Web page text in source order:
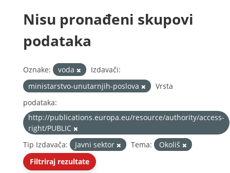
Nisu pronađeni skupovi
podataka
Oznake: voda
Izdavači:
ministarstvo-unutarnjih-poslova
Vrsta
podataka:
http://publications.europa.eu/resource/authority/access-
right/PUBLIC
Tip Izdavača:
Javni sektor Tema:
Okoliš
Filtriraj rezultate